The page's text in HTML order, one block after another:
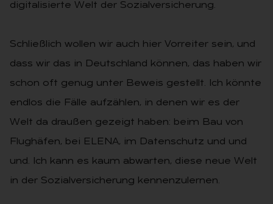
digitalisierte Welt der Sozialversicherung.
Schließlich wollen wir auch hier Vorreiter sein, und
dass wir das in Deutschland können, das haben wir
schon oft genug unter Beweis gestellt. Ich könnte
endlos die Fälle aufzählen, in denen wir es der
Welt da draußen gezeigt haben: beim Bau von
Flughäfen, bei ELENA, im Datenschutz und und
und. Ich kann es kaum abwarten, diese neue Welt
in der Sozialversicherung kennenzulernen.